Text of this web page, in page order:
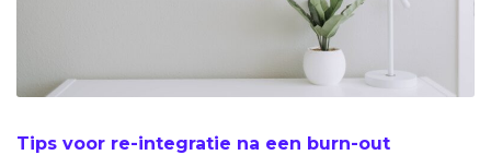
Tips voor re-integratie na een burn-out